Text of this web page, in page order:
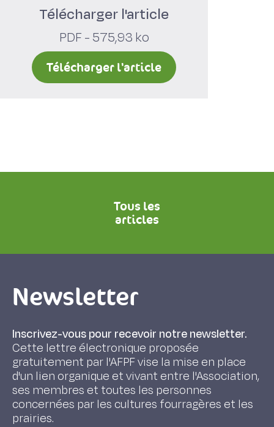
Télécharger l'article
PDF - 575,93 ko
Télécharger l'article
Tous les
articles
Newsletter
Inscrivez-vous pour recevoir notre newsletter.
Cette lettre électronique proposée
gratuitement par l'AFPF vise la mise en place
d'un lien organique et vivant entre l'Association,
ses membres et toutes les personnes
concernées par les cultures fourragères et les
prairies.